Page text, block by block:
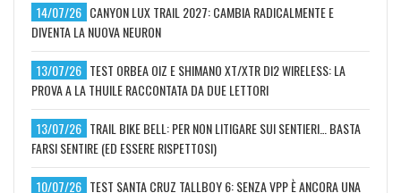
14/07/26 CANYON LUX TRAIL 2027: CAMBIA RADICALMENTE E
DIVENTA LA NUOVA NEURON
13/07/26 TEST ORBEA OIZ E SHIMANO XT/XTR DI2 WIRELESS: LA
PROVA A LA THUILE RACCONTATA DA DUE LETTORI
13/07/26 TRAIL BIKE BELL: PER NON LITIGARE SUI SENTIERI… BASTA
FARSI SENTIRE (ED ESSERE RISPETTOSI)
10/07/26 TEST SANTA CRUZ TALLBOY 6: SENZA VPP È ANCORA UNA